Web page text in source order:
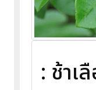
: ช้าเ